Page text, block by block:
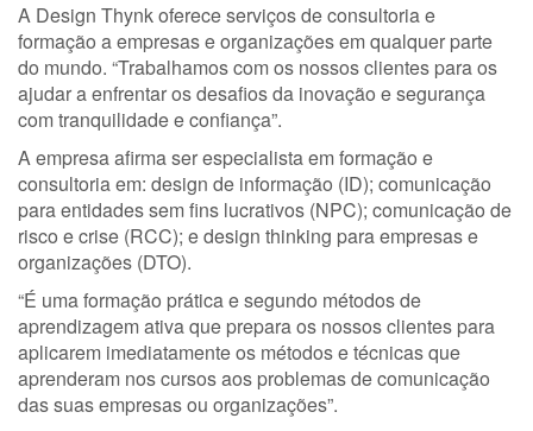
A Design Thynk oferece serviços de consultoria e
formação a empresas e organizações em qualquer parte
do mundo. “Trabalhamos com os nossos clientes para os
ajudar a enfrentar os desafios da inovação e segurança
com tranquilidade e confiança”.
A empresa afirma ser especialista em formação e
consultoria em: design de informação (ID); comunicação
para entidades sem fins lucrativos (NPC); comunicação de
risco e crise (RCC); e design thinking para empresas e
organizações (DTO).
“É uma formação prática e segundo métodos de
aprendizagem ativa que prepara os nossos clientes para
aplicarem imediatamente os métodos e técnicas que
aprenderam nos cursos aos problemas de comunicação
das suas empresas ou organizações”.